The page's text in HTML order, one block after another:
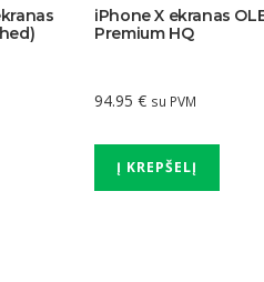
iPhone X ekranas
Premium HQ
94.95€ su PVM
Į KREPŠELĮ